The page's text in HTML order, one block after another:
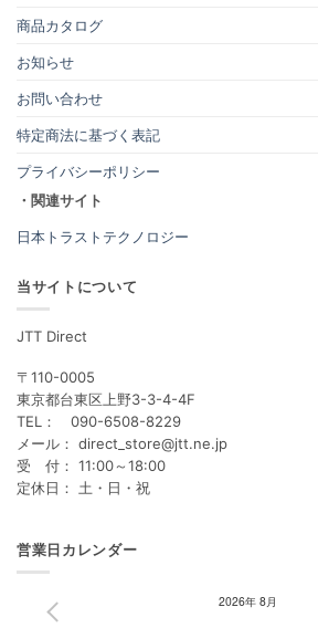
商品カタログ
お知らせ
お問い合わせ
特定商法に基づく表記
プライバシーポリシー
・関連サイト
日本トラストテクノロジー
当サイトについて
JTT Direct
〒110-0005
東京都台東区上野3-3-4-4F
TEL： 090-6508-8229
メール： direct_store@jtt.ne.jp
受 付： 11:00～18:00
定休日： 土・日・祝
営業日カレンダー
2026年 8月